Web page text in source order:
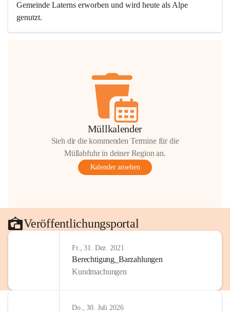
Gemeinde Laterns erworben und wird heute als Alpe
genutzt.
Müllkalender
Sieh dir die kommenden Termine für die
Müllabfuhr in deiner Region an.
Kalender ansehen
Veröffentlichungsportal
Fr., 31. Dez. 2021
Berechtigung_Barzahlungen
Kundmachungen
Do., 30. Juli 2026